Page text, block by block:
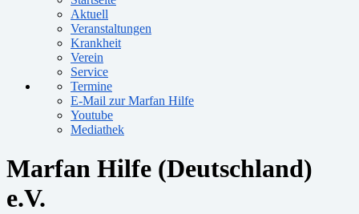
Aktuell
Veranstaltungen
Krankheit
Verein
Service
Termine
E-Mail zur Marfan Hilfe
Youtube
Mediathek
Marfan Hilfe (Deutschland)
e.V.